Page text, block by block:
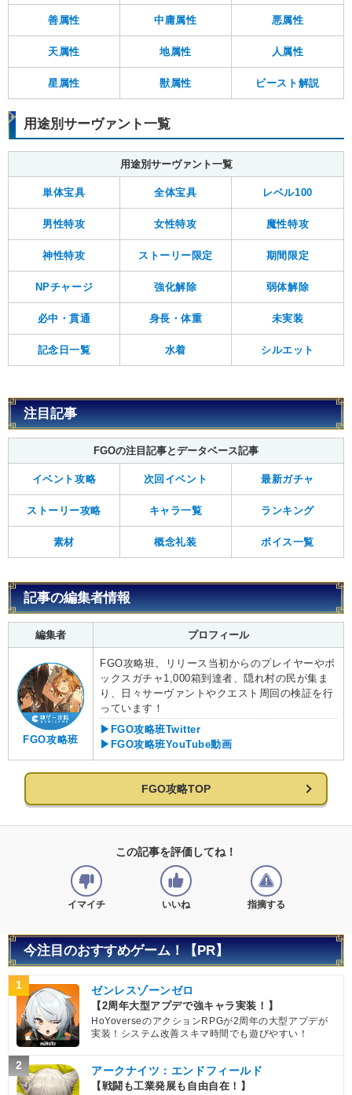
善属性 中庸属性 悪属性
天属性 地属性 人属性
星属性 獣属性 ビースト解説
用途別サーヴァント一覧
用途別サーヴァント一覧
単体宝具 全体宝具 レベル100
男性特攻 女性特攻 魔性特攻
神性特攻 ストーリー限定 期間限定
NPチャージ 強化解除 弱体解除
必中・貫通 身長・体重 未実装
記念日一覧 水着 シルエット
注目記事
FGOの注目記事とデータベース記事
イベント攻略 次回イベント 最新ガチャ
ストーリー攻略 キャラ一覧 ランキング
素材 概念礼装 ボイス一覧
記事の編集者情報
編集者 プロフィール
FGO攻略班
FGO攻略班。リリース当初からのプレイヤーやボ
ックスガチャ1,000箱到達者、隠れ村の民が集ま
り、日々サーヴァントやクエスト周回の検証を行
っています！
▶FGO攻略班Twitter
▶FGO攻略班YouTube動画
FGO攻略TOP
この記事を評価してね！
イマイチ いいね 指摘する
今注目のおすすめゲーム！【PR】
1 ゼンレスゾーンゼロ
【2周年大型アプデで強キャラ実装！】
HoYoverseのアクションRPGが2周年の大型アプデが
実装！システム改善スキマ時間でも遊びやすい！
2 アークナイツ：エンドフィールド
【戦闘も工業発展も自由自在！】